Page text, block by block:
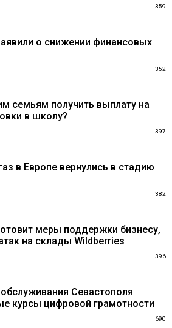
359
о снижении финансовых
352
семьям получить выплату на
в школу?
397
в Европе вернулись в стадию
382
меры поддержки бизнесу,
на склады Wildberries
396
Севастополя
курсы цифровой грамотности
690